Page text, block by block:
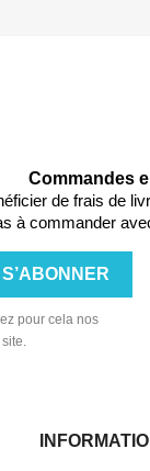
Commandes
de frais de
à commander
pour cela nos